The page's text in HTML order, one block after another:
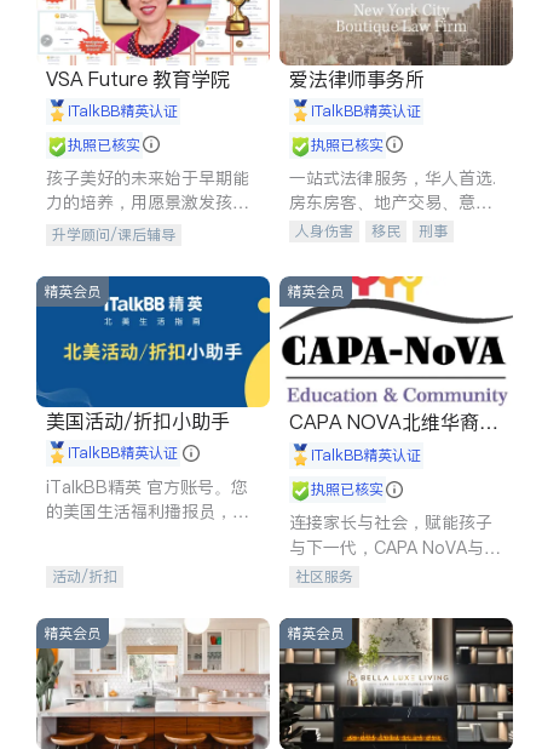
VSA Future 教育学院
iTalkBB精英认证
执照已核实
孩子美好的未来始于早期能
力的培养，用愿景激发孩子
的学习潜力和动力。理念：
拥有成长型心态是成功的基
石。
升学顾问/课后辅导
爱法律师事务所
iTalkBB精英认证
执照已核实
一站式法律服务，华人首选.
房东房客、地产交易、意外
伤害、车祸重伤、商业诉
建筑合同、刑事案件全包办
人身伤害 移民
刑事
信托/遗嘱
商业
索赔
律师-其它 保释
精英会员
美国活动/折扣小助手
iTalkBB精英认证
iTalkBB精英 官方账号。您
的美国生活福利播报员，精
专属福利。
活动/折扣
精英会员
CAPA NOVA北维华裔家
长会iTalkBB精英认证
执照已核实
连接家长与社会，赋能孩子
与下一代，CAPA NoVA与您
携手建设包容、公平、充满
社区服务
精英会员 精英会员